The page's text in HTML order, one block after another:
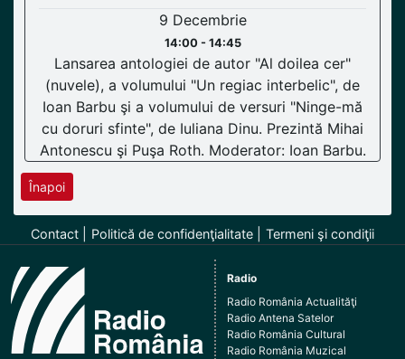
9 Decembrie
14:00 - 14:45
Lansarea antologiei de autor "Al doilea cer"
(nuvele), a volumului "Un regiac interbelic", de
Ioan Barbu şi a volumului de versuri "Ninge-mă
cu doruri sfinte", de Iuliana Dinu. Prezintă Mihai
Antonescu şi Puşa Roth. Moderator: Ioan Barbu.
Înapoi
Contact Politică de confidenţialitate Termeni şi condiţii
Radio
Radio România Actualităţi
Radio Antena Satelor
Radio România Cultural
Radio România Muzical